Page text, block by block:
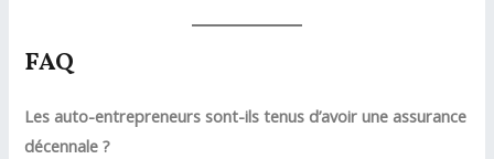
FAQ
Les auto-entrepreneurs sont-ils tenus d’avoir une assurance
décennale ?